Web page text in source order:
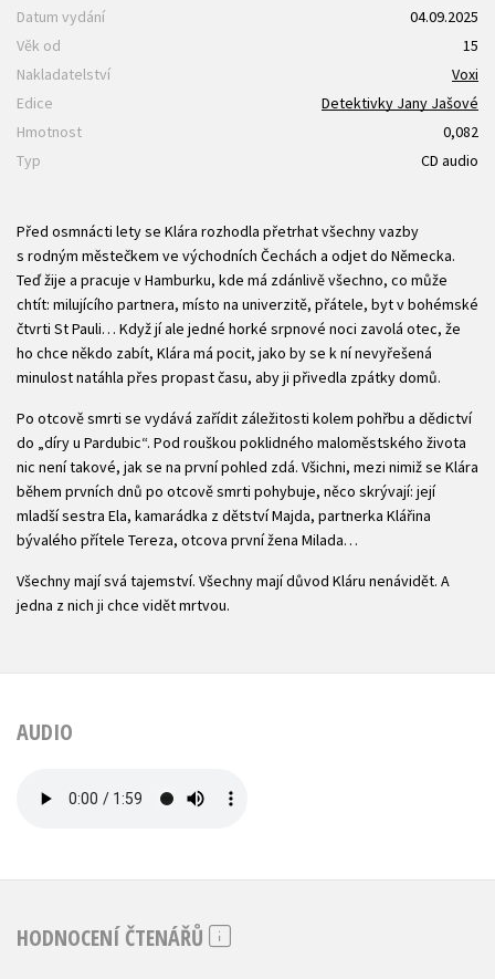
Datum vydání
04.09.2025
Věk od
15
Nakladatelství
Voxi
Edice
Detektivky Jany Jašové
Hmotnost
0,082
Typ
CD audio
Před osmnácti lety se Klára rozhodla přetrhat všechny vazby
s rodným městečkem ve východních Čechách a odjet do Německa.
Teď žije a pracuje v Hamburku, kde má zdánlivě všechno, co může
chtít: milujícího partnera, místo na univerzitě, přátele, byt v bohémské
čtvrti St Pauli… Když jí ale jedné horké srpnové noci zavolá otec, že
ho chce někdo zabít, Klára má pocit, jako by se k ní nevyřešená
minulost natáhla přes propast času, aby ji přivedla zpátky domů.
Po otcově smrti se vydává zařídit záležitosti kolem pohřbu a dědictví
do „díry u Pardubic“. Pod rouškou poklidného maloměstského života
nic není takové, jak se na první pohled zdá. Všichni, mezi nimiž se Klára
během prvních dnů po otcově smrti pohybuje, něco skrývají: její
mladší sestra Ela, kamarádka z dětství Majda, partnerka Klářina
bývalého přítele Tereza, otcova první žena Milada…
Všechny mají svá tajemství. Všechny mají důvod Kláru nenávidět. A
jedna z nich ji chce vidět mrtvou.
AUDIO
HODNOCENÍ ČTENÁŘŮ